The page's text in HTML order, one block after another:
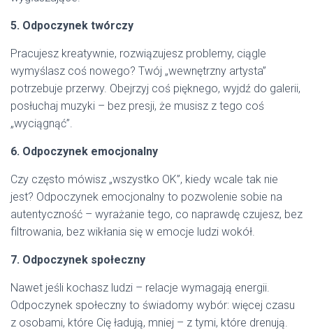
5. Odpoczynek twórczy
Pracujesz kreatywnie, rozwiązujesz problemy, ciągle
wymyślasz coś nowego? Twój „wewnętrzny artysta”
potrzebuje przerwy. Obejrzyj coś pięknego, wyjdź do galerii,
posłuchaj muzyki – bez presji, że musisz z tego coś
„wyciągnąć”.
6. Odpoczynek emocjonalny
Czy często mówisz „wszystko OK”, kiedy wcale tak nie
jest? Odpoczynek emocjonalny to pozwolenie sobie na
autentyczność – wyrażanie tego, co naprawdę czujesz, bez
filtrowania, bez wikłania się w emocje ludzi wokół.
7. Odpoczynek społeczny
Nawet jeśli kochasz ludzi – relacje wymagają energii.
Odpoczynek społeczny to świadomy wybór: więcej czasu
z osobami, które Cię ładują, mniej – z tymi, które drenują.